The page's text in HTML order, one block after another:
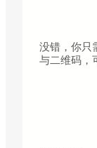
没错，你只
与二维码，